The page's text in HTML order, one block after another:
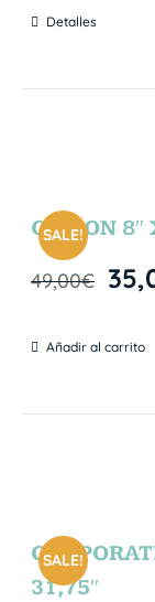
Detalles
SALE!
GIBSON 8″
49,00€
Añadir al carrito
SALE!
31,75″